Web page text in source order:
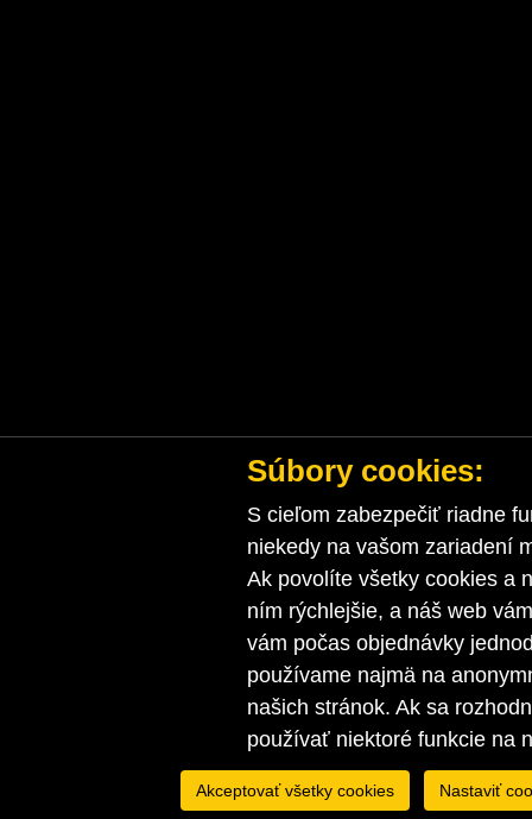
Súbory cookies:
S cieľom zabezpečiť riadne
niekedy na vašom zariadení
Ak povolíte všetky cookies a
ním rýchlejšie, a náš web
vám počas objednávky
používame najmä na
našich stránok. Ak sa
používať niektoré funkcie na
Akceptovať všetky cookies Nastaviť